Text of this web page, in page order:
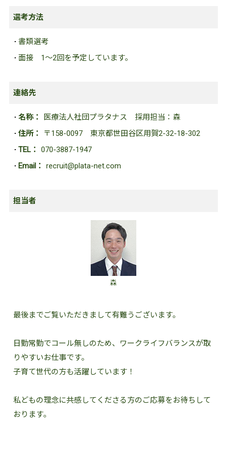
選考方法
書類選考
面接
1～2回を予定しています。
連絡先
名称：
医療法人社団プラタナス 採用担当：森
住所：
〒 158-0097東京都世田谷区用賀2-32-18-302
TEL：
070-3887-1947
Email：
recruit@plata-net.com
担当者
森
最後までご覧いただきまして有難うございます。
日勤常勤でコール無しのため、ワークライフバランスが取
りやすいお仕事です。
子育て世代の方も活躍しています！
私どもの理念に共感してくださる方のご応募をお待ちして
おります。